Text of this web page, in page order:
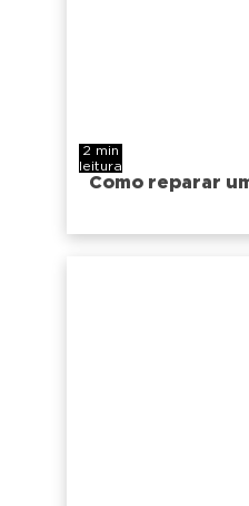
2 min
leitura
Como reparar